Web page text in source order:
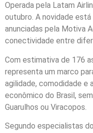
Operada pela Latam
outubro. A novidade
anunciadas pela Motiva
conectividade entre
Com estimativa de 176
representa um marco
agilidade, comodidade e
econômico do Brasil,
Guarulhos ou Viracopos.
Segundo especialistas